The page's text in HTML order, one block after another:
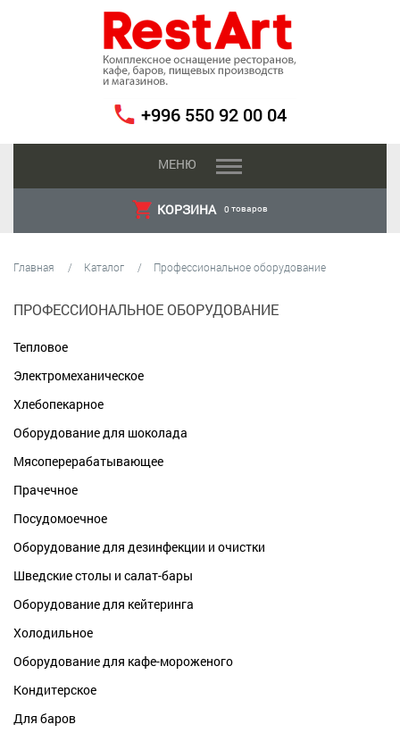
+996 550 92 00 04
МЕНЮ
КОРЗИНА 0 товаров
Главная Каталог Профессиональное оборудование
ПРОФЕССИОНАЛЬНОЕ ОБОРУДОВАНИЕ
Тепловое
Электромеханическое
Хлебопекарное
Оборудование для шоколада
Мясоперерабатывающее
Прачечное
Посудомоечное
Оборудование для дезинфекции и очистки
Шведские столы и салат-бары
Оборудование для кейтеринга
Холодильное
Оборудование для кафе-мороженого
Кондитерское
Для баров